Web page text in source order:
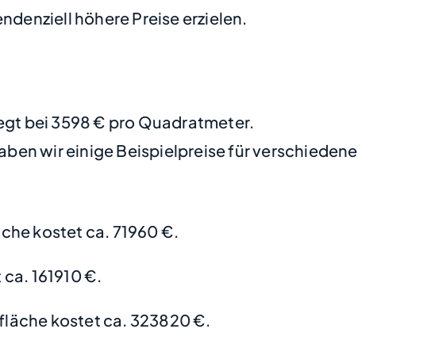
höhere Preise erzielen.
bei 3598 € pro Quadratmeter.
wir einige Beispielpreise für verschiedene
kostet ca. 71960 €.
161910 €.
kostet ca. 323820 €.